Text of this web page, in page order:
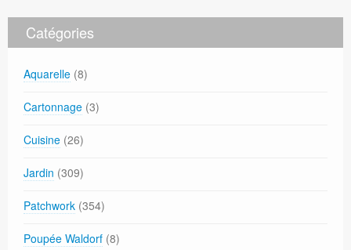
Catégories
Aquarelle (8)
Cartonnage (3)
Cuisine (26)
Jardin (309)
Patchwork (354)
Poupée Waldorf (8)